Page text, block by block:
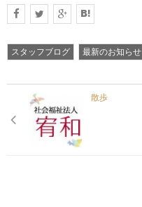
採用情報
よくあるご質問
スタッフブログ 最新のお知らせ
散歩